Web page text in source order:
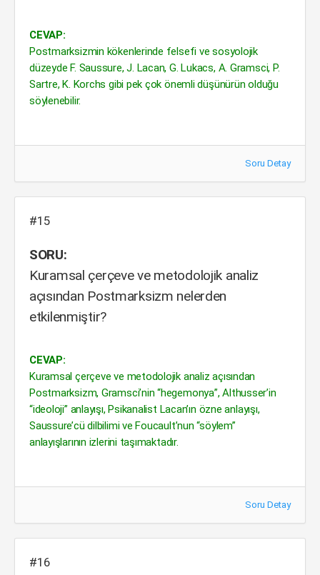
CEVAP:
Postmarksizmin kökenlerinde felsefi ve sosyolojik
düzeyde F. Saussure, J. Lacan, G. Lukacs, A. Gramsci, P.
Sartre, K. Korchs gibi pek çok önemli düşünürün olduğu
söylenebilir.
Soru Detay
#15
SORU:
Kuramsal çerçeve ve metodolojik analiz
açısından Postmarksizm nelerden
etkilenmiştir?
CEVAP:
Kuramsal çerçeve ve metodolojik analiz açısından
Postmarksizm, Gramsci’nin “hegemonya”, Althusser’in
“ideoloji” anlayışı, Psikanalist Lacan’ın özne anlayışı,
Saussure’cü dilbilimi ve Foucault’nun “söylem”
anlayışlarının izlerini taşımaktadır.
Soru Detay
#16